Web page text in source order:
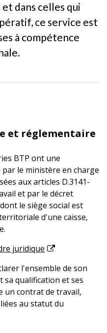
dans celles qui
ce service est
à compétence
et réglementaire
BTP ont une
le ministère en charge
aux articles D.3141-
et par le décret
le siège social est
d'une caisse,
juridique
l'ensemble de son
sa qualification et ses
un contrat de travail,
au statut du